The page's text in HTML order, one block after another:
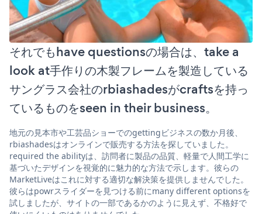
それでもhave questionsの場合は、take a
look at手作りの木製フレームを製造している
サングラス会社のrbiashadesがcraftsを持っ
ているものをseen in their business。
地元の見本市や工芸品ショーでのgettingビジネスの数か月後、
rbiashadesはオンラインで販売する方法を探していました。
required the abilityは、訪問者に製品の品質、軽量で人間工学に
基づいたデザインを視覚的に魅力的な方法で示します。彼らの
MarketLiveはこれに対する適切な解決策を提供しませんでした。
彼らはpowrスライダーを見つける前にmany different optionsを
試しましたが、サイトの一部であるかのように見えず、不格好で